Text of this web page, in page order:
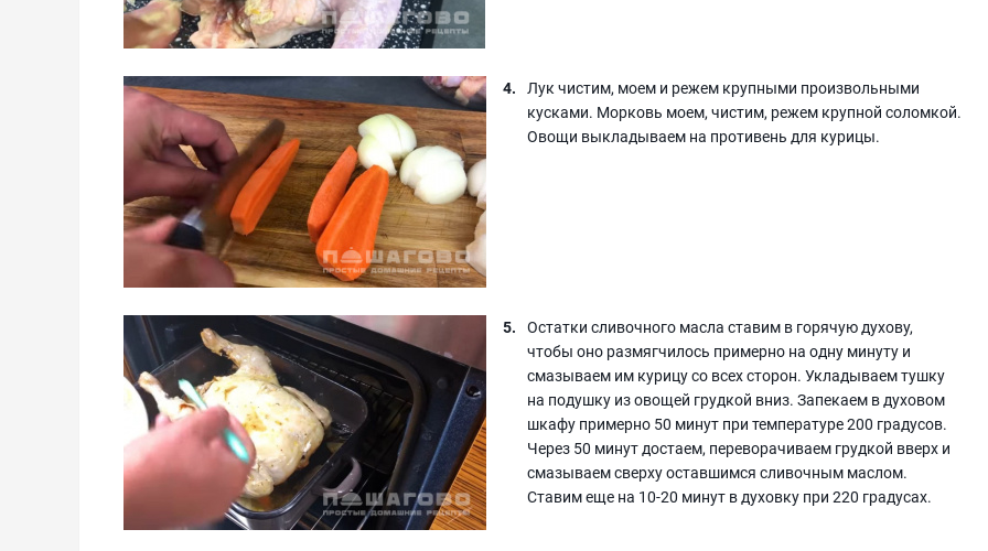
Лук чистим, моем и режем крупными произвольными
кусками. Морковь моем, чистим, режем крупной соломкой.
Овощи выкладываем на противень для курицы.
Остатки сливочного масла ставим в горячую духову,
чтобы оно размягчилось примерно на одну минуту и
смазываем им курицу со всех сторон. Укладываем тушку
на подушку из овощей грудкой вниз. Запекаем в духовом
шкафу примерно 50 минут при температуре 200 градусов.
Через 50 минут достаем, переворачиваем грудкой вверх и
смазываем сверху оставшимся сливочным маслом.
Ставим еще на 10-20 минут в духовку при 220 градусах.